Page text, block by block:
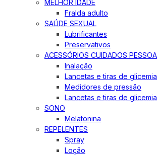
MELHOR IDADE
Fralda adulto
SAÚDE SEXUAL
Lubrificantes
Preservativos
ACESSÓRIOS CUIDADOS
Inalação
Lancetas e tiras de glicemia
Medidores de pressão
Lancetas e tiras de glicemia
SONO
Melatonina
REPELENTES
Spray
Loção